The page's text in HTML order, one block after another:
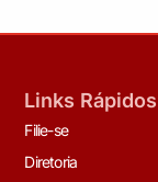
Links Rápidos
Filie-se
Diretoria